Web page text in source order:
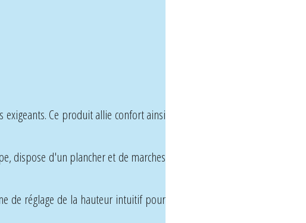
Ce produit allie confort ainsi
dispose d'un plancher et de marches
de réglage de la hauteur intuitif pour